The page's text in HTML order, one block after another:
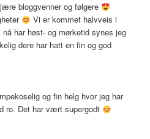
bloggvenner og følgere
Vi er kommet halvveis i
har høst- og mørketid synes jeg
dere har hatt en fin og god
og fin helg hvor jeg har
ro. Det har vært supergodt